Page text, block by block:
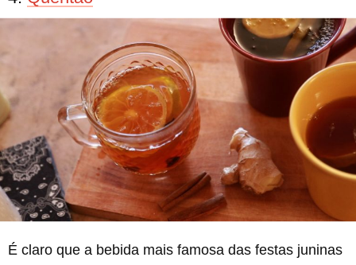
É claro que a bebida mais famosa das festas juninas